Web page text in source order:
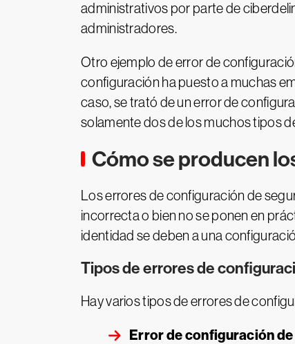
administrativos por parte de
administradores.
Otro ejemplo de error de
configuración ha puesto a muchas
caso, se trató de un error de
solamente dos de los muchos tipos
Cómo se producen
Los errores de configuración de
incorrecta o bien no se ponen en
identidad se deben a una
Tipos de errores de
Hay varios tipos de errores de
Error de configuración de